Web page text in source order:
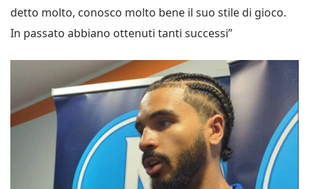
detto molto, conosco molto bene il suo stile di gioco.
In passato abbiano ottenuti tanti successi”